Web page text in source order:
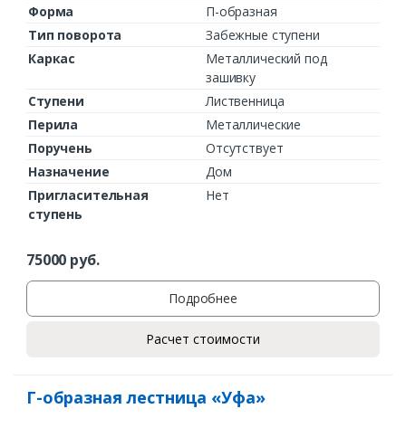
Форма
П-образная
Тип поворота
Забежные ступени
Каркас
Металлический под
зашивку
Ступени
Лиственница
Перила
Металлические
Поручень
Отсутствует
Назначение
Дом
Пригласительная
ступень
Нет
75000 руб.
Подробнее
Расчет стоимости
Г-образная лестница «Уфа»